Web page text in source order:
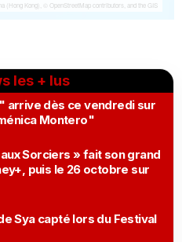
les + lus
arrive dès ce vendredi sur
Montero"
Sorciers » fait son grand
puis le 26 octobre sur
Sya capté lors du Festival